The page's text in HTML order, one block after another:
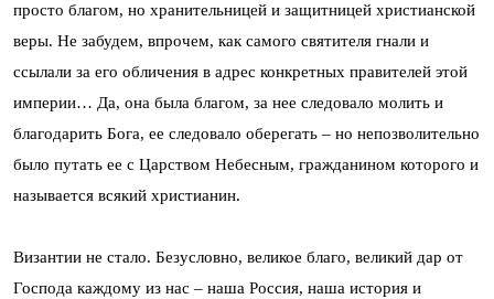
просто благом, но хранительницей и защитницей христианской
веры. Не забудем, впрочем, как самого святителя гнали и
ссылали за его обличения в адрес конкретных правителей этой
империи… Да, она была благом, за нее следовало молить и
благодарить Бога, ее следовало оберегать – но непозволительно
было путать ее с Царством Небесным, гражданином которого и
называется всякий христианин.
Византии не стало. Безусловно, великое благо, великий дар от
Господа каждому из нас – наша Россия, наша история и